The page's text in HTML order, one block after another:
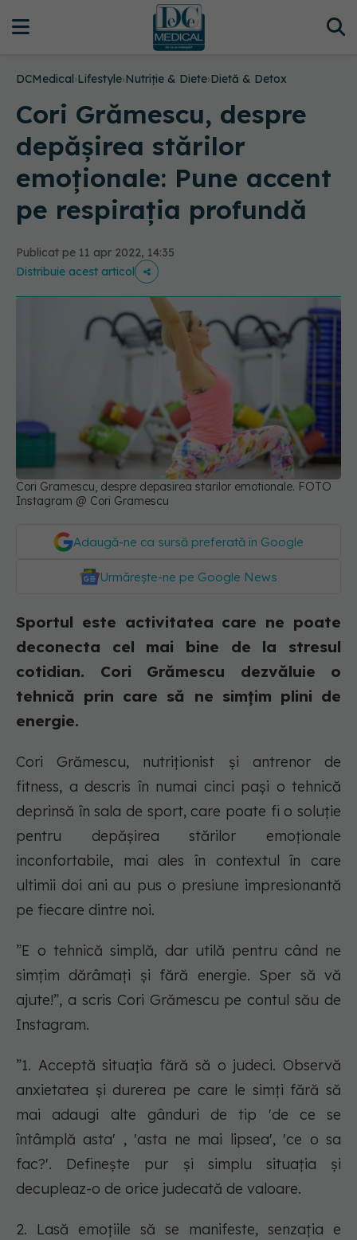
DCMedical›Lifestyle›Nutriție & Diete›Dietă & Detox
Cori Grămescu, despre
depășirea stărilor
emoționale: Pune accent
pe respirația profundă
Publicat pe 11 apr 2022, 14:35
Distribuie acest articol
Cori Gramescu, despre depasirea starilor emotionale. FOTO
Instagram @ Cori Gramescu
Adaugă-ne ca sursă preferată în Google
Urmărește-ne pe Google News
Sportul este activitatea care ne poate
deconecta cel mai bine de la stresul
cotidian. Cori Grămescu dezvăluie o
tehnică prin care să ne simțim plini de
energie.
Cori Grămescu, nutriționist și antrenor de
fitness, a descris în numai cinci pași o tehnică
deprinsă în sala de sport, care poate fi o soluție
pentru depășirea stărilor emoționale
inconfortabile, mai ales în contextul în care
ultimii doi ani au pus o presiune impresionantă
pe fiecare dintre noi.
”E o tehnică simplă, dar utilă pentru când ne
simțim dărâmați și fără energie. Sper să vă
ajute!”, a scris Cori Grămescu pe contul său de
Instagram.
”1. Acceptă situația fără să o judeci. Observă
anxietatea și durerea pe care le simți fără să
mai adaugi alte gânduri de tip 'de ce se
întâmplă asta' , 'asta ne mai lipsea', 'ce o sa
fac?'. Definește pur și simplu situația și
decupleaz-o de orice judecată de valoare.
2. Lasă emoțiile să se manifeste, senzația e